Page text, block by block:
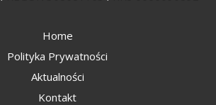
Home
Polityka Prywatności
Aktualności
Kontakt